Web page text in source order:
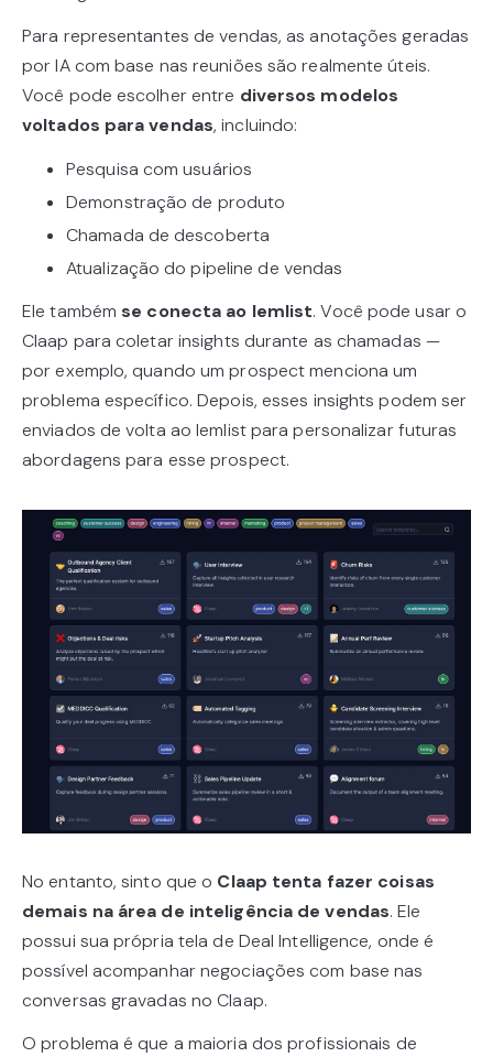
Para representantes de vendas, as anotações geradas
por IA com base nas reuniões são realmente úteis.
Você pode escolher entre diversos modelos
voltados para vendas, incluindo:
Pesquisa com usuários
Demonstração de produto
Chamada de descoberta
Atualização do pipeline de vendas
Ele também se conecta ao lemlist. Você pode usar o
Claap para coletar insights durante as chamadas —
por exemplo, quando um prospect menciona um
problema específico. Depois, esses insights podem ser
enviados de volta ao lemlist para personalizar futuras
abordagens para esse prospect.
No entanto, sinto que o Claap tenta fazer coisas
demais na área de inteligência de vendas. Ele
possui sua própria tela de Deal Intelligence, onde é
possível acompanhar negociações com base nas
conversas gravadas no Claap.
O problema é que a maioria dos profissionais de